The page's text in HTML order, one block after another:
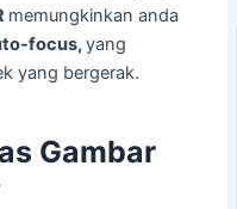
memungkinkan anda
focus,yang
yang bergerak.
Gambar